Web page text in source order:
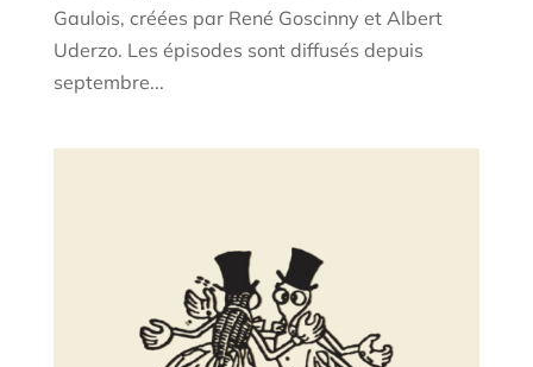
Gaulois, créées par René Goscinny et Albert
Uderzo. Les épisodes sont diffusés depuis
septembre...